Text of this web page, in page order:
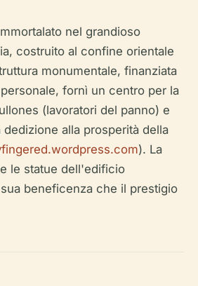
nel grandioso
costruito al confine orientale
monumentale, finanziata
fornì un centro per la
(lavoratori del panno) e
alla prosperità della
). La
le statue dell'edificio
beneficenza che il prestigio